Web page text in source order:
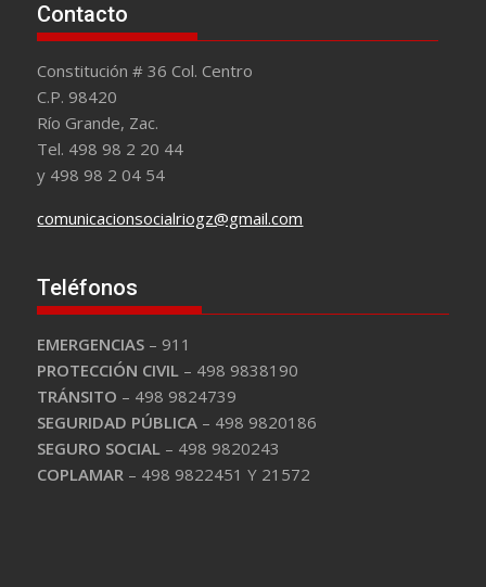
Contacto
Constitución # 36 Col. Centro
C.P. 98420
Río Grande, Zac.
Tel. 498 98 2 20 44
y 498 98 2 04 54
comunicacionsocialriogz@gmail.com
Teléfonos
EMERGENCIAS – 911
PROTECCIÓN CIVIL – 498 9838190
TRÁNSITO – 498 9824739
SEGURIDAD PÚBLICA – 498 9820186
SEGURO SOCIAL – 498 9820243
COPLAMAR – 498 9822451 Y 21572